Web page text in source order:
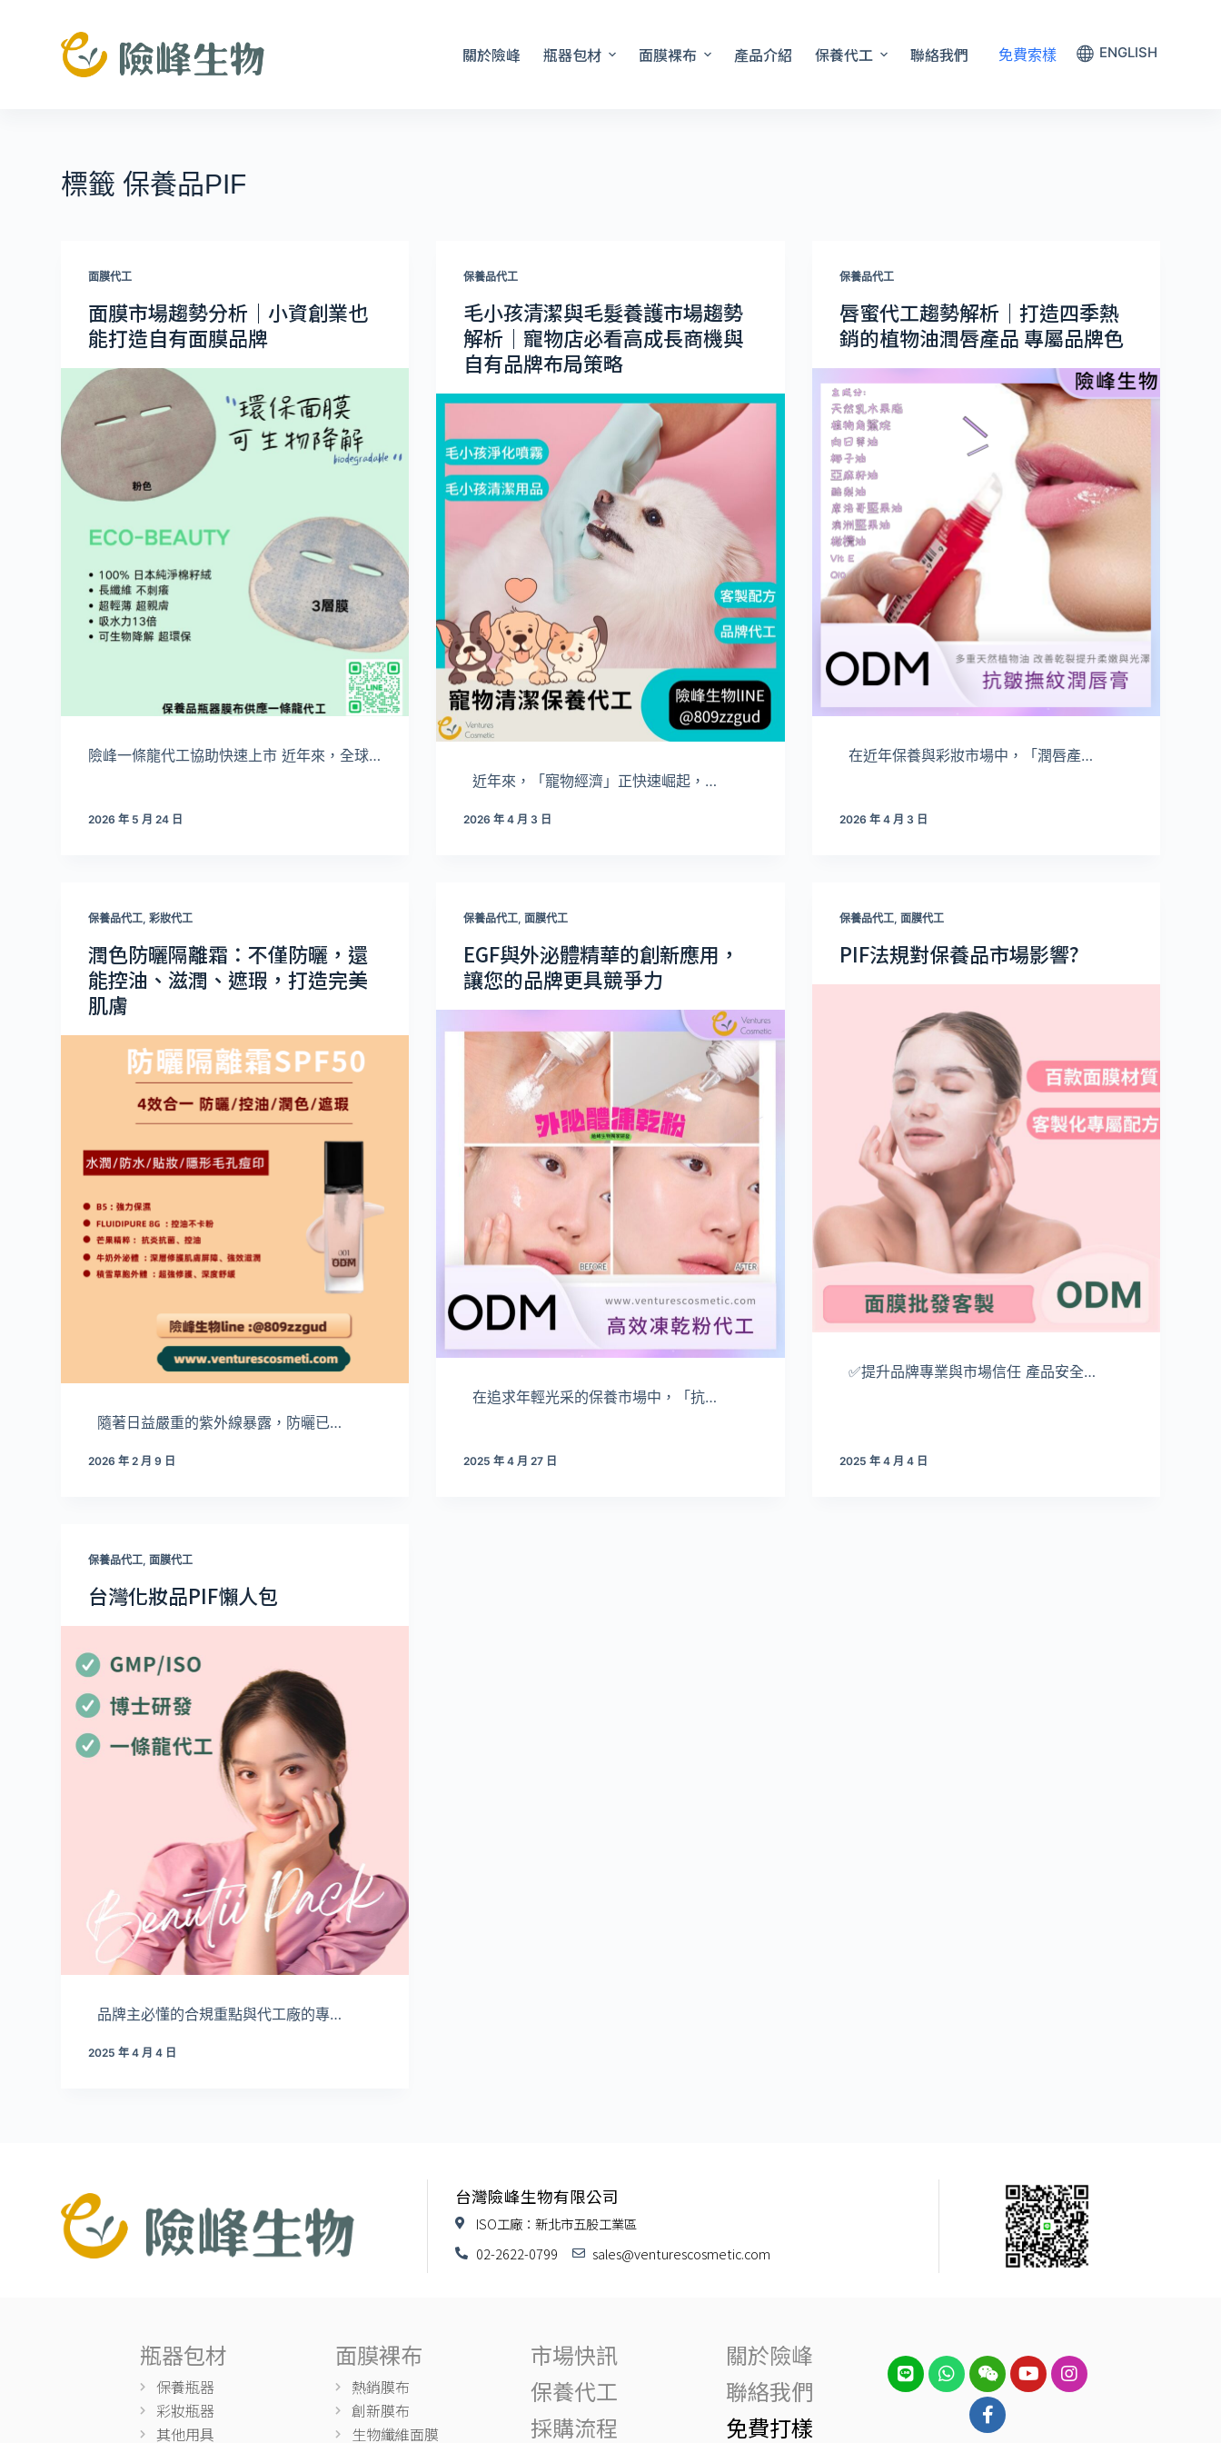
關於險峰 瓶器包材 面膜裸布 產品介紹 保養代工 聯絡我們 免費索樣 ENGLISH
標籤 保養品PIF
面膜代工
面膜市場趨勢分析｜小資創業也
能打造自有面膜品牌
險峰一條龍代工協助快速上市 近年來，全球…
2026 年 5 月 24 日
保養品代工
毛小孩清潔與毛髮養護市場趨勢
解析｜寵物店必看高成長商機與
自有品牌布局策略
近年來，「寵物經濟」正快速崛起，…
2026 年 4 月 3 日
保養品代工
唇蜜代工趨勢解析｜打造四季熱
銷的植物油潤唇產品 專屬品牌色
在近年保養與彩妝市場中，「潤唇產…
2026 年 4 月 3 日
保養品代工,彩妝代工
潤色防曬隔離霜：不僅防曬，還
能控油、滋潤、遮瑕，打造完美
肌膚
隨著日益嚴重的紫外線暴露，防曬已…
2026 年 2 月 9 日
保養品代工,面膜代工
EGF與外泌體精華的創新應用，
讓您的品牌更具競爭力
在追求年輕光采的保養市場中，「抗…
2025 年 4 月 27 日
保養品代工, 面膜代工
PIF法規對保養品市場影響?
✅提升品牌專業與市場信任 產品安全…
2025 年 4 月 4 日
保養品代工,面膜代工
台灣化妝品PIF懶人包
品牌主必懂的合規重點與代工廠的專…
2025 年 4 月 4 日
台灣險峰生物有限公司
ISO工廠：新北市五股工業區
02-2622-0799
sales@venturescosmetic.com
瓶器包材
保養瓶器
彩妝瓶器
其他用具
面膜裸布
熱銷膜布
創新膜布
生物纖維面膜
市場快訊
保養代工
採購流程
關於險峰
聯絡我們
免費打樣